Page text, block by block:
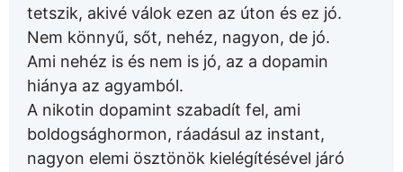
tetszik, akivé válok ezen az úton és ez jó.
Nem könnyű, sőt, nehéz, nagyon, de jó.
Ami nehéz is és nem is jó, az a dopamin
hiánya az agyamból.
A nikotin dopamint szabadít fel, ami
boldogsághormon, ráadásul az instant,
nagyon elemi ösztönök kielégítésével járó